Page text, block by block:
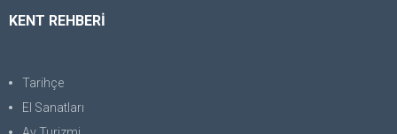
KENT REHBERİ
Tarihçe
El Sanatları